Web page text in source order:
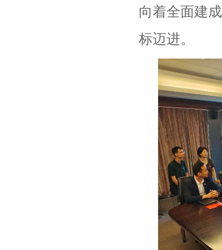
向着全面建
标迈进。